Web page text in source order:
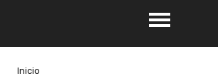
Inicio